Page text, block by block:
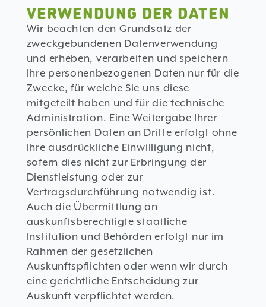
VERWENDUNG DER DATEN
Wir beachten den Grundsatz der
zweckgebundenen Datenverwendung
und erheben, verarbeiten und speichern
Ihre personenbezogenen Daten nur für die
Zwecke, für welche Sie uns diese
mitgeteilt haben und für die technische
Administration. Eine Weitergabe Ihrer
persönlichen Daten an Dritte erfolgt ohne
Ihre ausdrückliche Einwilligung nicht,
sofern dies nicht zur Erbringung der
Dienstleistung oder zur
Vertragsdurchführung notwendig ist.
Auch die Übermittlung an
auskunftsberechtigte staatliche
Institution und Behörden erfolgt nur im
Rahmen der gesetzlichen
Auskunftspflichten oder wenn wir durch
eine gerichtliche Entscheidung zur
Auskunft verpflichtet werden.